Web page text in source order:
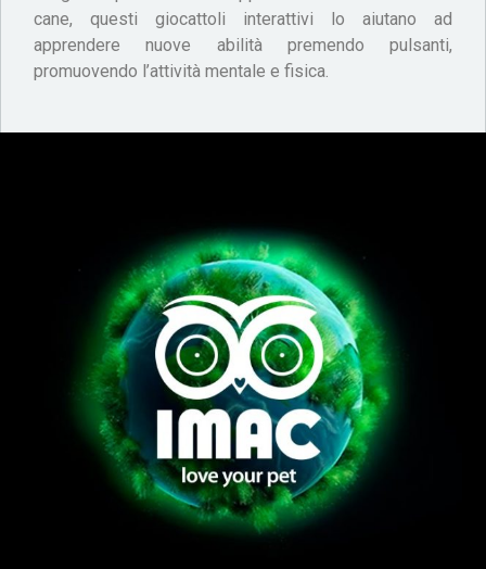
cane, questi giocattoli interattivi lo aiutano ad
apprendere nuove abilità premendo pulsanti,
promuovendo l’attività mentale e fisica.